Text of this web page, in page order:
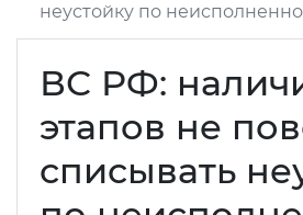
неустойку по
ВС РФ:
этапов не
списывать